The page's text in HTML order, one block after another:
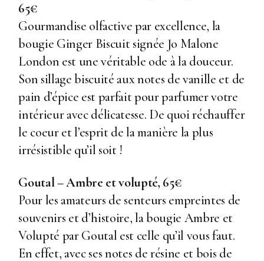
65€
Gourmandise olfactive par excellence, la
bougie Ginger Biscuit signée Jo Malone
London est une véritable ode à la douceur.
Son sillage biscuité aux notes de vanille et de
pain d’épice est parfait pour parfumer votre
intérieur avec délicatesse. De quoi réchauffer
le coeur et l’esprit de la manière la plus
irrésistible qu’il soit !
Goutal – Ambre et volupté, 65€
Pour les amateurs de senteurs empreintes de
souvenirs et d’histoire, la bougie Ambre et
Volupté par Goutal est celle qu’il vous faut.
En effet, avec ses notes de résine et bois de